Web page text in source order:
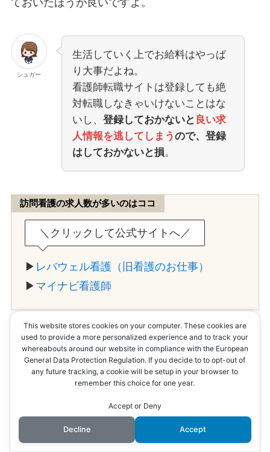
シュガー
生活していく上でお給料はやっぱ
り大事だよね。
看護師転職サイトは登録しても絶
対転職しなきゃいけないことはな
いし、 登録しておかないと 良い求
人情報を逃してしまうので、登録
はしておかないと損。
訪問看護の求人数が多いのはココ
＼クリックして公式サイトへ／
▶ レバウェル看護（旧看護のお仕事）
▶ マイナビ看護師
まずこのふたつに登録して情報収集してみてくだ
さい。
訪問看護でお給料（手取り）が高
い求人
があるよ。
①訪問件数が多い
This website stores cookies on your computer. These cookies are
used to provide a more personalized experience and to track your
whereabouts around our website in compliance with the European
General Data Protection Regulation. If you decide to to opt-out of
any future tracking, a cookie will be setup in your browser to
remember this choice for one year.
Accept or Deny
Decline Accept